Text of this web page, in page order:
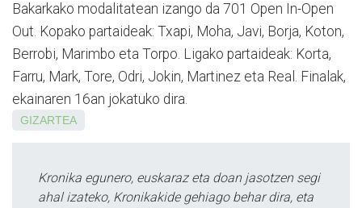
Bakarkako modalitatean izango da 701 Open In-Open
Out. Kopako partaideak: Txapi, Moha, Javi, Borja, Koton,
Berrobi, Marimbo eta Torpo. Ligako partaideak: Korta,
Farru, Mark, Tore, Odri, Jokin, Martinez eta Real. Finalak,
ekainaren 16an jokatuko dira.
GIZARTEA
Kronika egunero, euskaraz eta doan jasotzen segi
ahal izateko, Kronikakide gehiago behar dira, eta